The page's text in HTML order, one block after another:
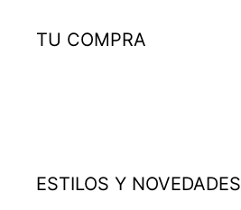
TU COMPRA
ESTILOS Y NOVEDADES